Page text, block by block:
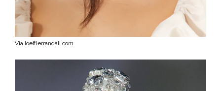
Via loefflerrandall.com